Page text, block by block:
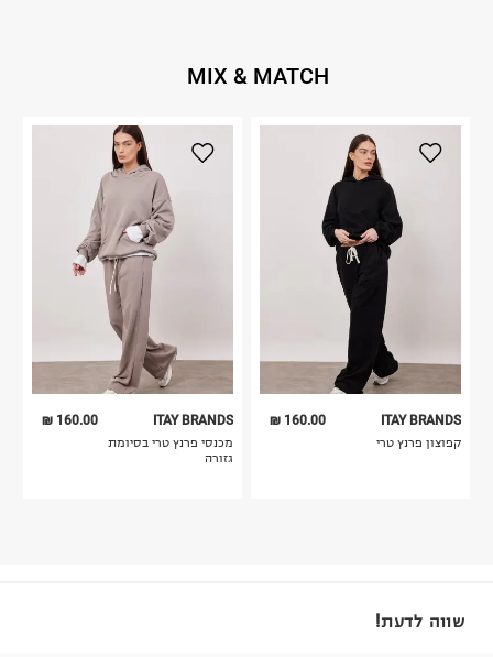
MIX & MATCH
160.00 ₪
ITAY BRANDS
מכנסי פרנץ טרי בסיומת
גזורה
160.00 ₪
ITAY BRANDS
קפוצון פרנץ טרי
שווה לדעת!